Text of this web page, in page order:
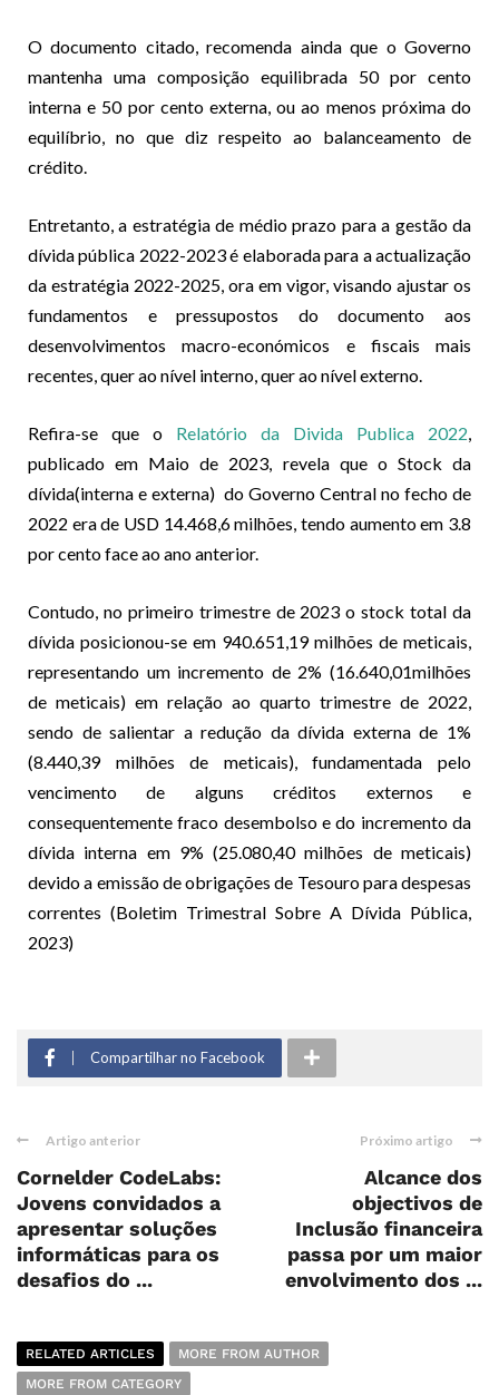
O documento citado, recomenda ainda que o Governo
mantenha uma composição equilibrada 50 por cento
interna e 50 por cento externa, ou ao menos próxima do
equilíbrio, no que diz respeito ao balanceamento de
crédito.
Entretanto, a estratégia de médio prazo para a gestão da
dívida pública 2022-2023 é elaborada para a actualização
da estratégia 2022-2025, ora em vigor, visando ajustar os
fundamentos e pressupostos do documento aos
desenvolvimentos macro-económicos e fiscais mais
recentes, quer ao nível interno, quer ao nível externo.
Refira-se que o Relatório da Divida Publica 2022
publicado em Maio de 2023, revela que o Stock da
dívida(interna e externa) do Governo Central no fecho de
2022 era de USD 14.468,6 milhões, tendo aumento em 3.8
por cento face ao ano anterior.
Contudo, no primeiro trimestre de 2023 o stock total da
dívida posicionou-se em 940.651,19 milhões de meticais,
representando um incremento de 2% (16.640,01milhões
de meticais) em relação ao quarto trimestre de 2022,
sendo de salientar a redução da dívida externa de 1%
(8.440,39 milhões de meticais), fundamentada pelo
vencimento de alguns créditos externos e
consequentemente fraco desembolso e do incremento da
dívida interna em 9% (25.080,40 milhões de meticais)
devido a emissão de obrigações de Tesouro para despesas
correntes (Boletim Trimestral Sobre A Dívida Pública,
2023)
Compartilhar no Facebook
Artigo anterior
Cornelder CodeLabs:
Jovens convidados a
apresentar soluções
informáticas para os
desafios do ...
Próximo artigo
Alcance dos
objectivos de
Inclusão financeira
passa por um maior
envolvimento dos ...
RELATED ARTICLES
MORE FROM AUTHOR
MORE FROM CATEGORY